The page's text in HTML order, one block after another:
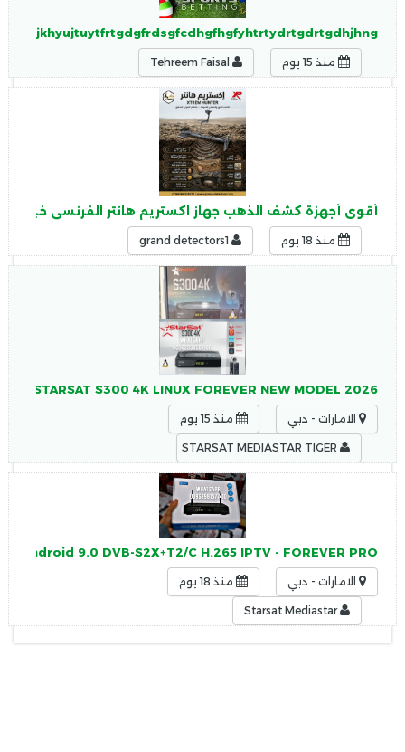
منذ 15 يوم
أقوى أجهزة كشف الذهب جهاز اكستريم هانتر الفرنسى خيارك
منذ 18 يوم
STARSAT S300 4K LINUX FOREVER NEW MODEL 2026 ستارسات STARSAT S300 4K LINUX FOREVER NEW MODEL 2026
الامارات - دبي منذ 15 يوم
+ Android 9.0 DVB-S2X+T2/C H.265 IPTV - FOREVER PRO
الامارات - دبي منذ 18 يوم
Starsat Mediastar